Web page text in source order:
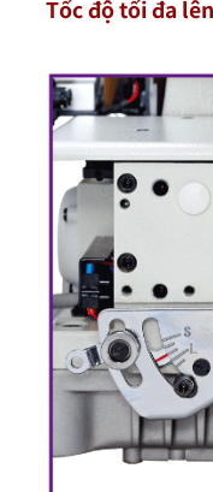
Tốc độ tối đa